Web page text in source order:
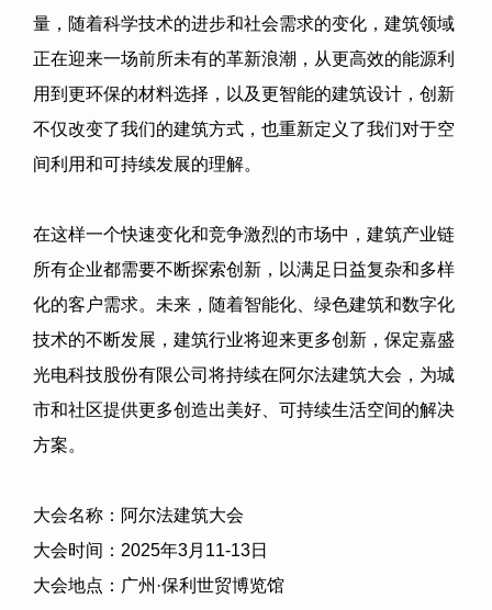
量，随着科学技术的进步和社会需求的变化，建筑领域
正在迎来一场前所未有的革新浪潮，从更高效的能源利
用到更环保的材料选择，以及更智能的建筑设计，创新
不仅改变了我们的建筑方式，也重新定义了我们对于空
间利用和可持续发展的理解。
在这样一个快速变化和竞争激烈的市场中，建筑产业链
所有企业都需要不断探索创新，以满足日益复杂和多样
化的客户需求。未来，随着智能化、绿色建筑和数字化
技术的不断发展，建筑行业将迎来更多创新， 保定嘉盛
光电科技股份有限公司 将持续在阿尔法建筑大会，为城
市和社区提供更多创造出美好、可持续生活空间的解决
方案。
大会名称：阿尔法建筑大会
大会时间： 2025年3月 11-13日
大会地点：广州·保利世贸博览馆